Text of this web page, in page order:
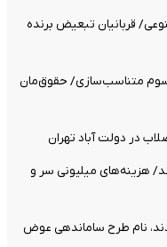
قربانیان تبعیض برنده
سوم متناسب‌سازی/ حقوق‌مان
در دولت آباد تهران
هزینه‌های میلیونی سر و
نام طرح ساماندهی عوض